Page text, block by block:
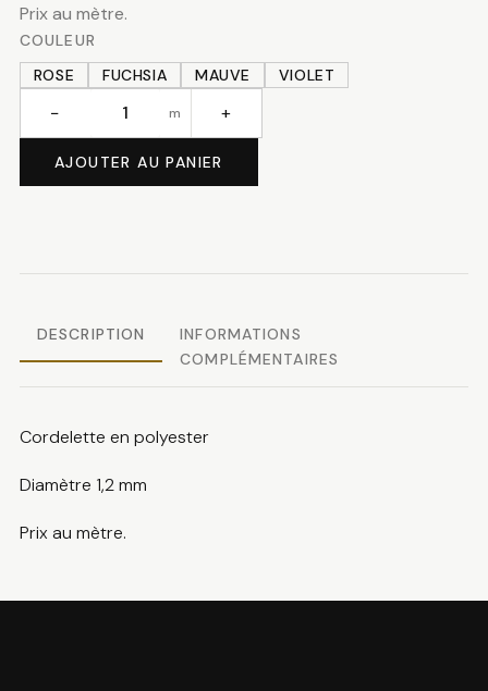
Prix au mètre.
COULEUR
ROSE
FUCHSIA MAUVE VIOLET
Cordelette
− m +
AJOUTER AU PANIER
DESCRIPTION
INFORMATIONS
COMPLÉMENTAIRES
Cordelette en polyester
Diamètre 1,2 mm
Prix au mètre.